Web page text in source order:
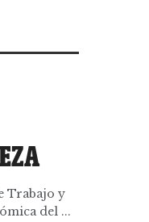
Trabajo y
del ...